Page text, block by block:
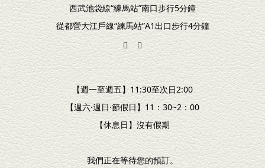
西武池袋線“練馬站”南口步行5分鐘
從都營大江戶線“練馬站”A1出口步行4分鐘
【週一至週五】11:30至次日2:00
【週六·週日·節假日】11：30~2：00
【休息日】沒有假期
我們正在等待您的預訂。